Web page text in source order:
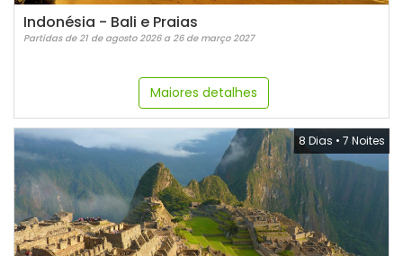
Indonésia - Bali e Praias
Partidas de 21 de agosto 2026 a 26 de março 2027
Maiores detalhes
8 Dias • 7 Noites